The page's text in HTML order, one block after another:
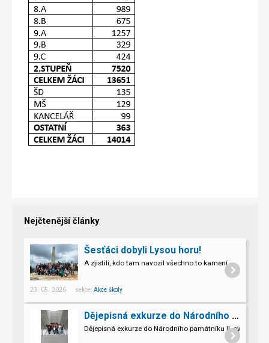
Nejčtenější články
Šesťáci dobyli Lysou horu!
A zjistili, kdo tam navozil všechno to kamení.
23. 05. 2026 sekce: Akce školy
Dějepisná exkurze do Národního památníku II. sv. války v Hrabyni
Dějepisná exkurze do Národního památníku II. světové